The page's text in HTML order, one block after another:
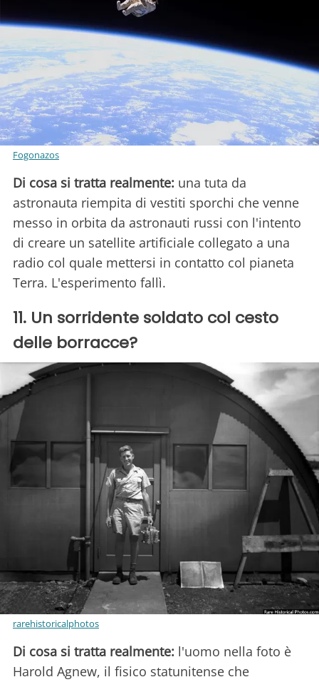
Fogonazos
Di cosa si tratta realmente: una tuta da
astronauta riempita di vestiti sporchi che venne
messo in orbita da astronauti russi con l'intento
di creare un satellite artificiale collegato a una
radio col quale mettersi in contatto col pianeta
Terra. L'esperimento fallì.
11. Un sorridente soldato col cesto
delle borracce?
rarehistoricalphotos
Di cosa si tratta realmente: l'uomo nella foto è
Harold Agnew, il fisico statunitense che